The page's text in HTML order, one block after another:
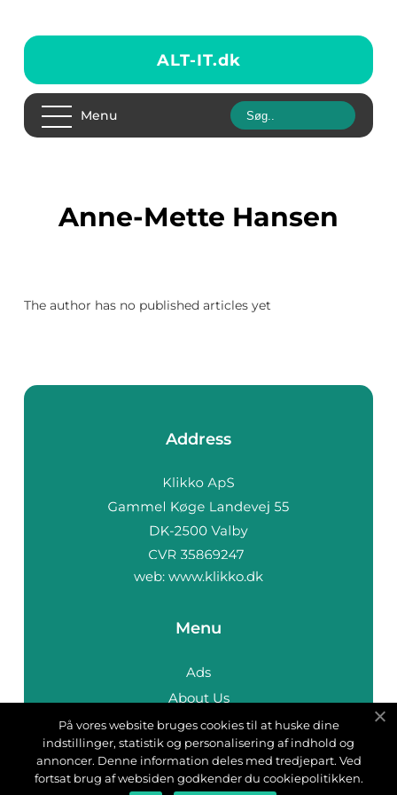
ALT-IT.dk
Menu
Anne-Mette Hansen
The author has no published articles yet
Address
web: www.klikko.dk
Menu
Ads
About Us
Cookies
Contact
Sitemap
På vores website bruges cookies til at huske dine
indstillinger, statistik og personalisering af indhold og
annoncer. Denne information deles med tredjepart. Ved
fortsat brug af websiden godkender du cookiepolitikken.